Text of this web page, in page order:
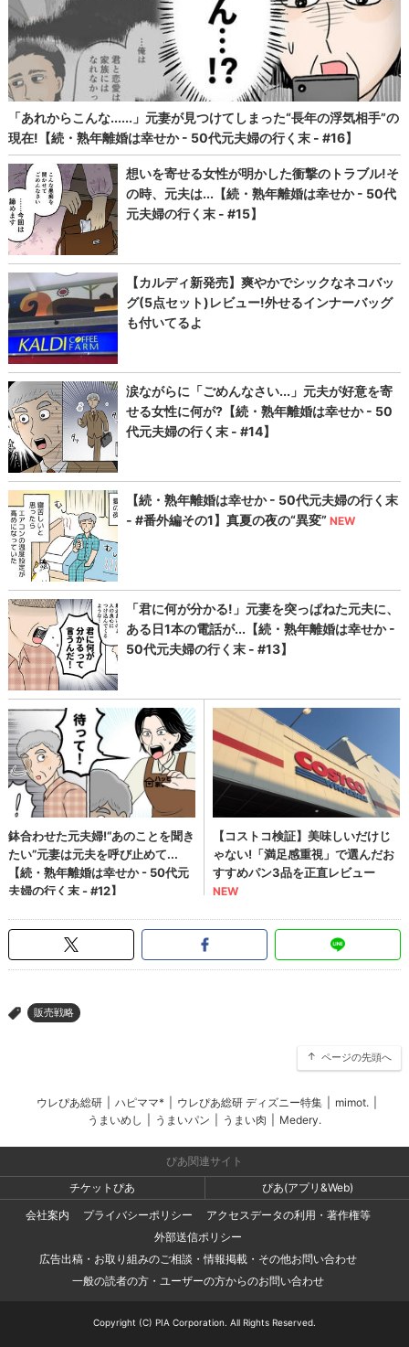
> 販売戦略
ページの先頭へ
ウレぴあ総研 ハピママ* ウレぴあ総研 ディズニー特集 mimot.
うまいめし
うまいパン うまい肉 Medery.
ぴあ関連サイト
チケットぴあ
ぴあ(アプリ&Web)
会社案内
プライバシーポリシー
アクセスデータの利用・著作権等
外部送信ポリシー
広告出稿・お取り組みのご相談・情報掲載・その他お問い合わせ
一般の読者の方・ユーザーの方からのお問い合わせ
Copyright (C) PIA Corporation. All Rights Reserved.